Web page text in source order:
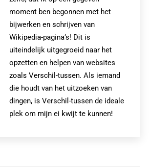
moment ben begonnen met het
bijwerken en schrijven van
Wikipedia-pagina’s! Dit is
uiteindelijk uitgegroeid naar het
opzetten en helpen van websites
zoals Verschil-tussen. Als iemand
die houdt van het uitzoeken van
dingen, is Verschil-tussen de ideale
plek om mijn ei kwijt te kunnen!